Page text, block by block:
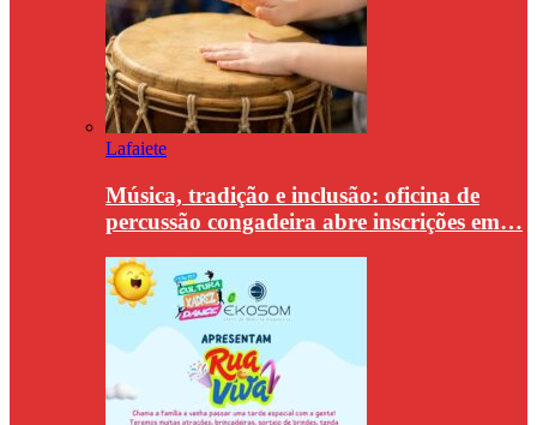
Lafaiete
Música, tradição e inclusão: oficina de
percussão congadeira abre inscrições em…